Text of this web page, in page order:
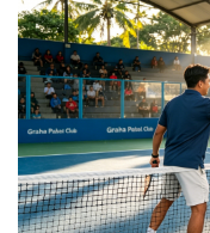
εντός 0,2